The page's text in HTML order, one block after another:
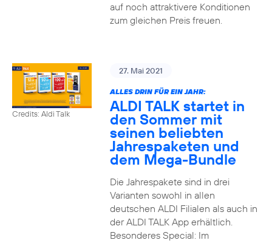
auf noch attraktivere Konditionen
zum gleichen Preis freuen.
Credits: Aldi Talk
27. Mai 2021
ALLES DRIN FÜR EIN JAHR:
ALDI TALK startet in
den Sommer mit
seinen beliebten
Jahrespaketen und
dem Mega-Bundle
Die Jahrespakete sind in drei
Varianten sowohl in allen
deutschen ALDI Filialen als auch in
der ALDI TALK App erhältlich.
Besonderes Special: Im